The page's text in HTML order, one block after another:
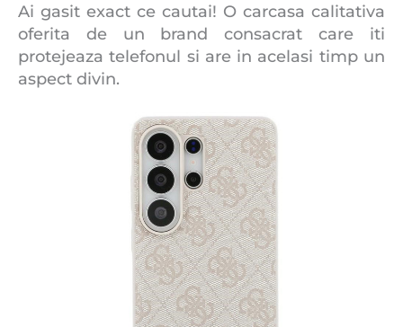
Ai gasit exact ce cautai! O carcasa calitativa
oferita de un brand consacrat care iti
protejeaza telefonul si are in acelasi timp un
aspect divin.